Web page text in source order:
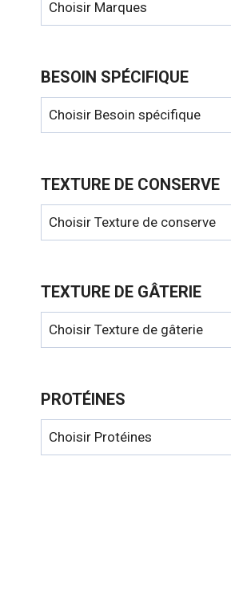
BESOIN SPÉCIFIQUE
TEXTURE DE CONSERVE
TEXTURE DE GÂTERIE
PROTÉINES